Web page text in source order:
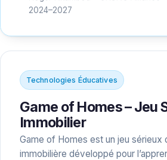
2024–2027
Technologies Éducatives
Game of Homes – Jeu
Immobilier
Game of Homes est un jeu sérieux
immobilière développé pour